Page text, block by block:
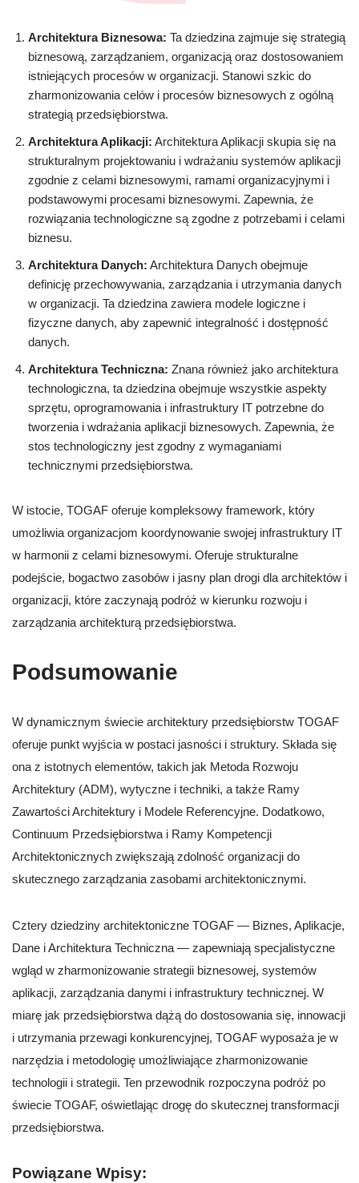
Architektura Biznesowa: Ta dziedzina zajmuje się strategią
biznesową, zarządzaniem, organizacją oraz dostosowaniem
istniejących procesów w organizacji. Stanowi szkic do
zharmonizowania celów i procesów biznesowych z ogólną
strategią przedsiębiorstwa.
Architektura Aplikacji: Architektura Aplikacji skupia się na
strukturalnym projektowaniu i wdrażaniu systemów aplikacji
zgodnie z celami biznesowymi, ramami organizacyjnymi i
podstawowymi procesami biznesowymi. Zapewnia, że
rozwiązania technologiczne są zgodne z potrzebami i celami
biznesu.
Architektura Danych: Architektura Danych obejmuje
definicję przechowywania, zarządzania i utrzymania danych
w organizacji. Ta dziedzina zawiera modele logiczne i
fizyczne danych, aby zapewnić integralność i dostępność
danych.
Architektura Techniczna: Znana również jako architektura
technologiczna, ta dziedzina obejmuje wszystkie aspekty
sprzętu, oprogramowania i infrastruktury IT potrzebne do
tworzenia i wdrażania aplikacji biznesowych. Zapewnia, że
stos technologiczny jest zgodny z wymaganiami
technicznymi przedsiębiorstwa.
W istocie, TOGAF oferuje kompleksowy framework, który
umożliwia organizacjom koordynowanie swojej infrastruktury IT
w harmonii z celami biznesowymi. Oferuje strukturalne
podejście, bogactwo zasobów i jasny plan drogi dla architektów i
organizacji, które zaczynają podróż w kierunku rozwoju i
zarządzania architekturą przedsiębiorstwa.
Podsumowanie
W dynamicznym świecie architektury przedsiębiorstw TOGAF
oferuje punkt wyjścia w postaci jasności i struktury. Składa się
ona z istotnych elementów, takich jak Metoda Rozwoju
Architektury (ADM), wytyczne i techniki, a także Ramy
Zawartości Architektury i Modele Referencyjne. Dodatkowo,
Continuum Przedsiębiorstwa i Ramy Kompetencji
Architektonicznych zwiększają zdolność organizacji do
skutecznego zarządzania zasobami architektonicznymi.
Cztery dziedziny architektoniczne TOGAF — Biznes, Aplikacje,
Dane i Architektura Techniczna — zapewniają specjalistyczne
wgląd w zharmonizowanie strategii biznesowej, systemów
aplikacji, zarządzania danymi i infrastruktury technicznej. W
miarę jak przedsiębiorstwa dążą do dostosowania się, innowacji
i utrzymania przewagi konkurencyjnej, TOGAF wyposaża je w
narzędzia i metodologię umożliwiające zharmonizowanie
technologii i strategii. Ten przewodnik rozpoczyna podróż po
świecie TOGAF, oświetlając drogę do skutecznej transformacji
przedsiębiorstwa.
Powiązane Wpisy: